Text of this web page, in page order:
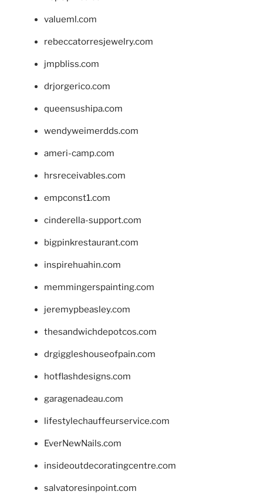
valueml.com
rebeccatorresjewelry.com
jmpbliss.com
drjorgerico.com
queensushipa.com
wendyweimerdds.com
ameri-camp.com
hrsreceivables.com
empconst1.com
cinderella-support.com
bigpinkrestaurant.com
inspirehuahin.com
memmingerspainting.com
jeremypbeasley.com
thesandwichdepotcos.com
drgiggleshouseofpain.com
hotflashdesigns.com
garagenadeau.com
lifestylechauffeurservice.com
EverNewNails.com
insideoutdecoratingcentre.com
salvatoresinpoint.com